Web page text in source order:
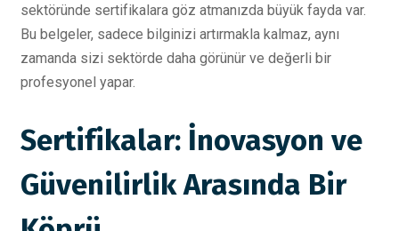
sektöründe sertifikalara göz atmanızda büyük fayda var.
Bu belgeler, sadece bilginizi artırmakla kalmaz, aynı
zamanda sizi sektörde daha görünür ve değerli bir
profesyonel yapar.
Sertifikalar: İnovasyon ve
Güvenilirlik Arasında Bir